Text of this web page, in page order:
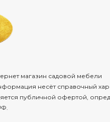
магазин садовой мебели
несёт справочный
публичной офертой,